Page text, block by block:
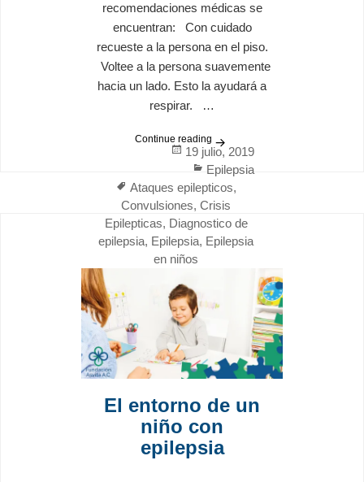
recomendaciones médicas se
encuentran: Con cuidado
recueste a la persona en el piso.
Voltee a la persona suavemente
hacia un lado. Esto la ayudará a
respirar. …
Continue reading Primeros Auxilios ante la
Posted
on
19 julio, 2019
Categories
Epilepsia
Tags
Ataques epilepticos,
Convulsiones, Crisis
Epilepticas, Diagnostico de
epilepsia, Epilepsia, Epilepsia
en niños
El entorno de un
niño con
epilepsia